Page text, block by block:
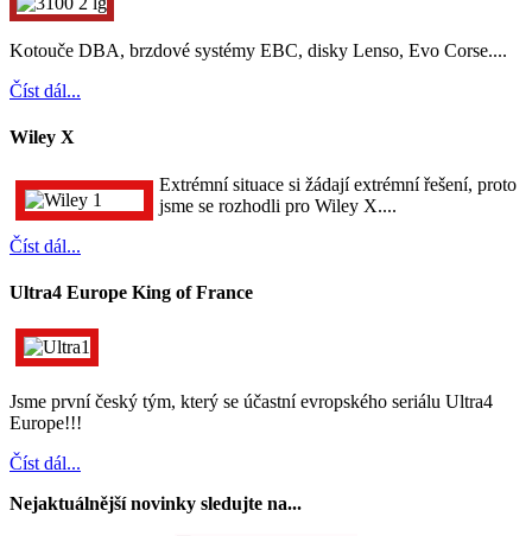
Kotouče DBA, brzdové systémy EBC, disky Lenso, Evo Corse....
Číst dál...
Wiley X
Extrémní situace si žádají extrémní řešení, proto
jsme se rozhodli pro Wiley X....
Číst dál...
Ultra4 Europe King of France
Jsme první český tým, který se účastní evropského seriálu Ultra4
Europe!!!
Číst dál...
Nejaktuálnější novinky sledujte na...